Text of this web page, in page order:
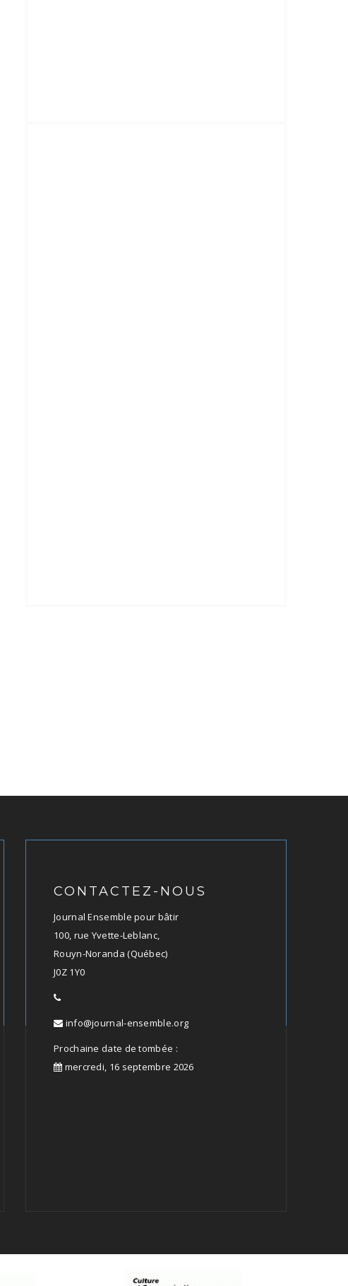
CONTACTEZ-NOUS
Journal Ensemble pour bâtir
100, rue Yvette-Leblanc,
Rouyn-Noranda (Québec)
J0Z 1Y0
info@journal-ensemble.org
Prochaine date de tombée :
mercredi, 16 septembre 2026